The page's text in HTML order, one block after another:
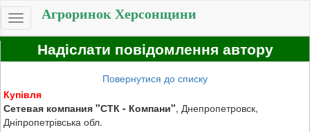
Toggle
navigation
Агроринок Херсонщини
Надіслати повідомлення автору
Повернутися до списку
Купівля
Сетевая компания "СТК - Компани", Днепропетровск,
Дніпропетрівська обл.